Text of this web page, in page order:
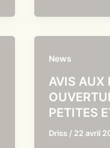
News
AVIS AUX
PETITES
Driss / 22 avril